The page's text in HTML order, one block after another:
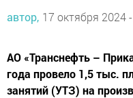
автор, 17 октября 2024
АО «Транснефть –
года провело 1,5 тыс.
занятий (УТЗ) на